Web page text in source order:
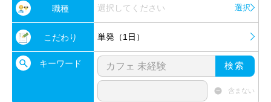
職種 選択してください 選択
こだわり 単発（1日）
キーワード 検索
含まない